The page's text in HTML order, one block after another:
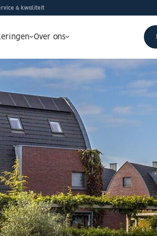
& kwaliteit
Over ons